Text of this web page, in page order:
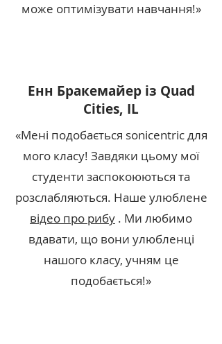
може оптимізувати навчання!»
Енн Бракемайер із Quad
Cities, IL
«Мені подобається sonicentric для
мого класу! Завдяки цьому мої
студенти заспокоюються та
розслабляються. Наше улюблене
відео про рибу . Ми любимо
вдавати, що вони улюбленці
нашого класу, учням це
подобається!»